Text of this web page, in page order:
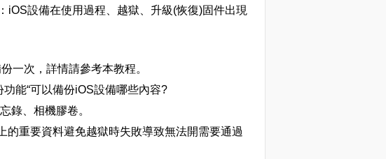
設備在使用過程、越獄、升級(恢復)固件出現
次，詳情請參考本教程。
能“可以備份iOS設備哪些內容?
、相機膠卷。
重要資料避免越獄時失敗導致無法開需要通過